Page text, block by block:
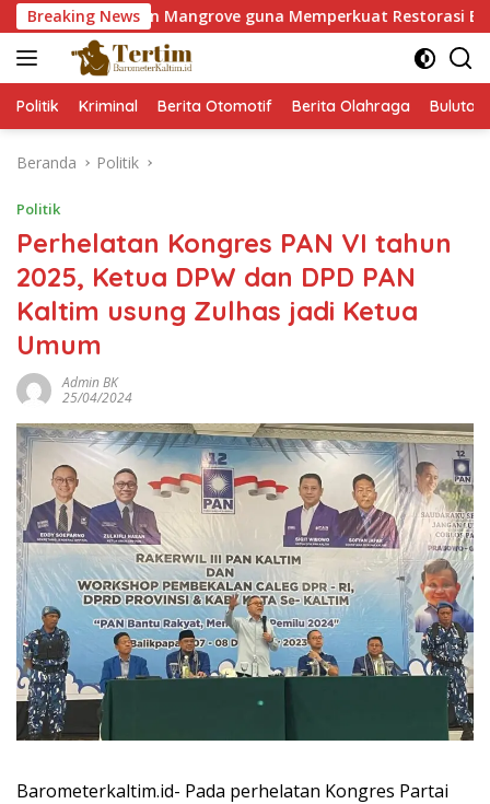
Langsung
ke
konten
Breaking News
Pohon Mangrove guna Memperkuat Restorasi Ekosistem
Politik Kriminal Berita Otomotif Berita Olahraga
Beranda Politik
Politik
Perhelatan Kongres PAN VI tahun
2025, Ketua DPW dan DPD PAN
Kaltim usung Zulhas jadi Ketua
Umum
Admin BK
25/04/2024
Barometerkaltim.id- Pada perhelatan Kongres Partai